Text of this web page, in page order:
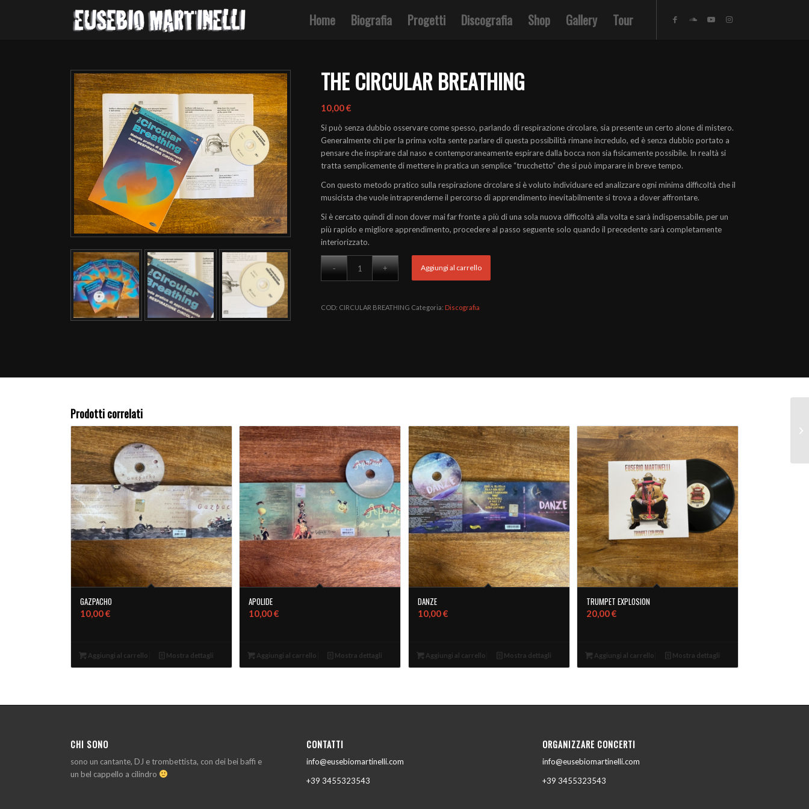
Home Biografia Progetti Discografia Shop Gallery Tour
THE CIRCULAR BREATHING
10,00€
Si può senza dubbio osservare come spesso, parlando di respirazione circolare, sia presente un certo alone di mistero.
Generalmente chi per la prima volta sente parlare di questa possibilità rimane incredulo, ed è senza dubbio portato a
pensare che inspirare dal naso e contemporaneamente espirare dalla bocca non sia fisicamente possibile. In realtà si
tratta semplicemente di mettere in pratica un semplice “trucchetto” che si può imparare in breve tempo.
Con questo metodo pratico sulla respirazione circolare si è voluto individuare ed analizzare ogni minima difficoltà che il
musicista che vuole intraprenderne il percorso di apprendimento inevitabilmente si trova a dover affrontare.
Si è cercato quindi di non dover mai far fronte a più di una sola nuova difficoltà alla volta e sarà indispensabile, per un
più rapido e migliore apprendimento, procedere al passo seguente solo quando il precedente sarà completamente
interiorizzato.
Aggiungi al carrello
COD: CIRCULAR BREATHING Categoria: Discografia
Prodotti correlati
GAZPACHO
10,00€
Aggiungi al carrello Mostra dettagli
APOLIDE
10,00€
Aggiungi al carrello Mostra dettagli
DANZE
10,00€
Aggiungi al carrello Mostra dettagli
TRUMPET EXPLOSION
20,00€
Aggiungi al carrello Mostra dettagli
CHI SONO
sono un cantante, DJ e trombettista, con dei bei baffi e
un bel cappello a cilindro
CONTATTI
info@eusebiomartinelli.com
+39 3455323543
ORGANIZZARE CONCERTI
info@eusebiomartinelli.com
+39 3455323543